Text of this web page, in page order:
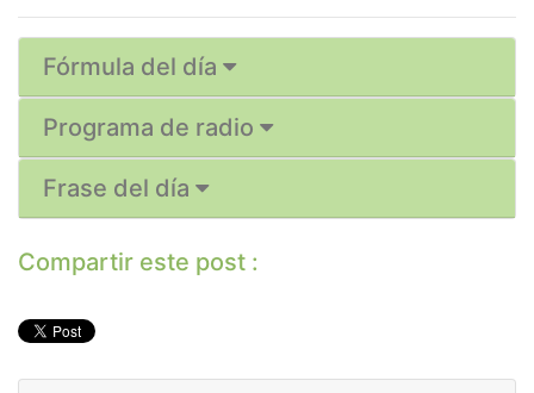
Fórmula del día
Programa de radio
Frase del día
Compartir este post :